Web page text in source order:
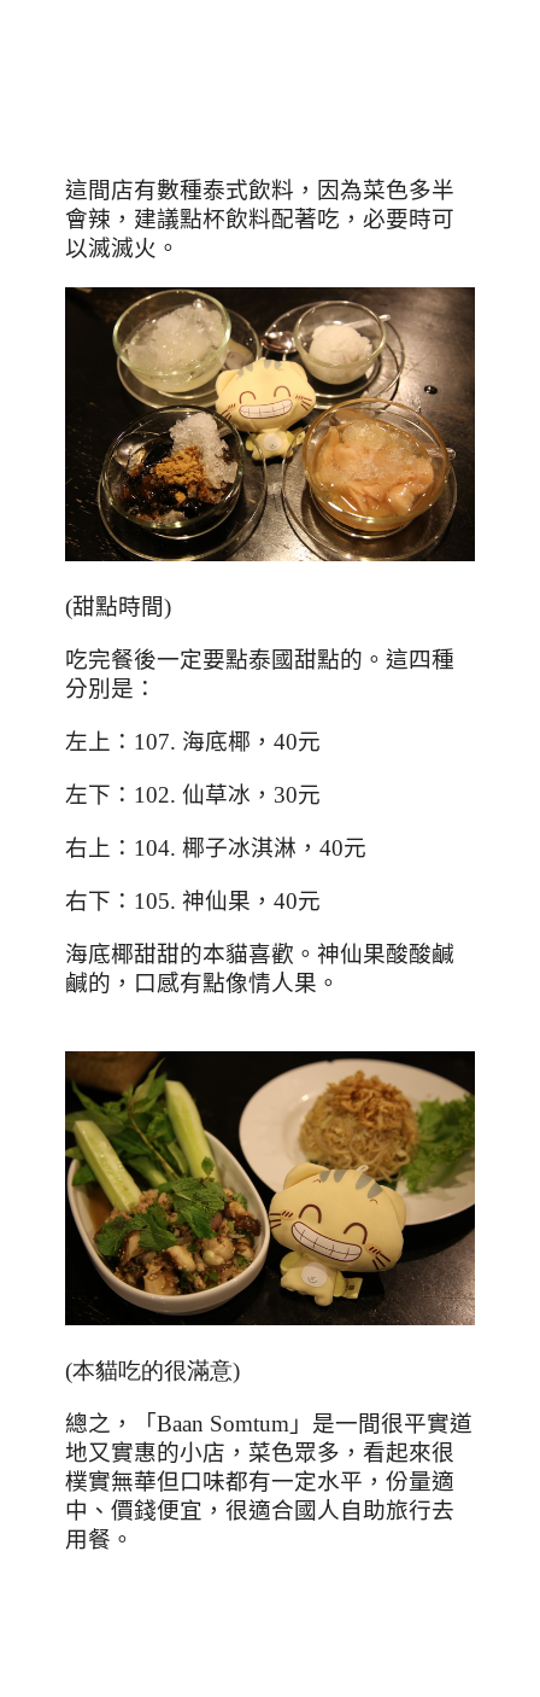
這間店有數種泰式飲料，因為菜色多半
會辣，建議點杯飲料配著吃，必要時可
以滅滅火。
(甜點時間)
吃完餐後一定要點泰國甜點的。這四種
分別是：
左上： 107. 海底椰， 40元
左下： 102. 仙草冰， 30元
右上： 104. 椰子冰淇淋， 40元
右下： 105. 神仙果， 40元
海底椰甜甜的本貓喜歡。神仙果酸酸鹹
鹹的，口感有點像情人果。
(本貓吃的很滿意)
總之，「Baan Somtum 」是一間很平實道
地又實惠的小店，菜色眾多，看起來很
樸實無華但口味都有一定水平，份量適
中、價錢便宜，很適合國人自助旅行去
用餐。